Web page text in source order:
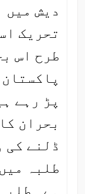
دیش میں
تحریک
طرح اس
پڑ رہے
بحران
ڈلنے کی
طلبہ
ہے۔